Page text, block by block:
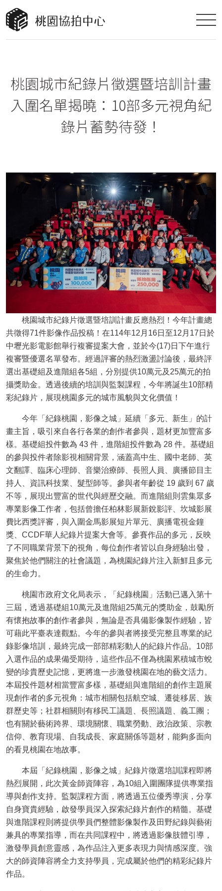
桃園城市紀錄片徵選暨培訓計畫
入圍名單揭曉：10部多元視角紀
錄片蓄勢待發！
桃園城市紀錄片徵選暨培訓計畫反應熱烈！今年計畫總
共徵得71件影像作品投稿！在114年12 月 16日至12 月 17 日於
中壢光影電影館舉行複審提案大會，並於今(17)日下午進行
複審暨優選名單發布。經過評審的熱烈激盪討論後，最終評
選出基礎組及進階組各5組，分別提供10萬元及 25萬元的拍
攝獎助金。透過後續的培訓與監製課程，今年將誕生10部精
彩紀錄片，展現桃園多元的城市風貌與文化價值！
今年「紀錄桃園，影像之城」延續「多元、新生」的計
畫主旨，吸引來自各行各業的創作者參與，題材更加豐富多
樣。基礎組投件數為 43 件，進階組投件數為 28 件。基礎組
的參與投件者除影視相關背景，涵蓋高中生、國中老師、英
文翻譯、臨床心理師、音樂治療師、長照人員、廣播節目主
持人、資訊科技業、髮型師等。參與者年齡從 19 歲到 67 歲
不等，展現出豐富的世代與經歷交融。而進階組則雲集眾多
專業影像工作者，包括曾擔任柏林影展新銳影評、坎城影展
費比西獎評審，與入圍金馬影展短片單元、廣播電視金鐘
獎、 CCDF華人紀錄片提案大會等。參賽作品的多元，反映
了不同職業背景下的視角，每位創作者皆以自身經驗出發，
聚焦於他們關注的社會議題，為桃園紀錄片注入新鮮且多元
的生命力。
桃園市政府文化局表示，「紀錄桃園」活動已邁入第十
三屆，透過基礎組 10萬元及進階組 25萬元的獎助金，鼓勵所
有懷抱故事的創作者參與，無論是否具備影像製作經驗，皆
可藉此平臺表達觀點。今年的參與者將接受完整且專業的紀
錄影像培訓，最終完成一部部精彩動人的紀錄片作品。 10部
入選作品的成果備受期待，這些作品不僅為桃園累積城市蛻
變的珍貴歷史記憶，更將進一步激發桃園在地的藝文活力。
本屆投件題材相當豐富多樣，基礎組與進階組的創作主題展
現創作者的多元視角：城市相關包括航空城、遷徙移居、族
群歷史等；社群相關則有移民工議題、長照議題、義工團；
也有關於藝術跨界、環境關懷、職業勞動、政治政策、宗教
信仰、教育現場、自我成長、家庭關係等題材，能夠多面向
的看見桃園在地故事。
本屆「紀錄桃園，影像之城」紀錄片徵選培訓課程即將
熱烈展開，此次黃金師資陣容，為10組入圍團隊提供專業指
導與創作支持。監製課程方面，將透過五位優秀導演，分享
自身寶貴經驗，啟發學員深入探索紀錄片創作的精髓。基礎
與進階課程則將提供學員們整體影像製作及田野紀錄與藝術
兼具的專業指導，而在共同課程中，將透過影像肢體引導，
激發學員創意靈感，為作品注入更多表現力與情感深度。強
大的師資陣容將全力支持學員，完成屬於他們的精彩紀錄片
作品。